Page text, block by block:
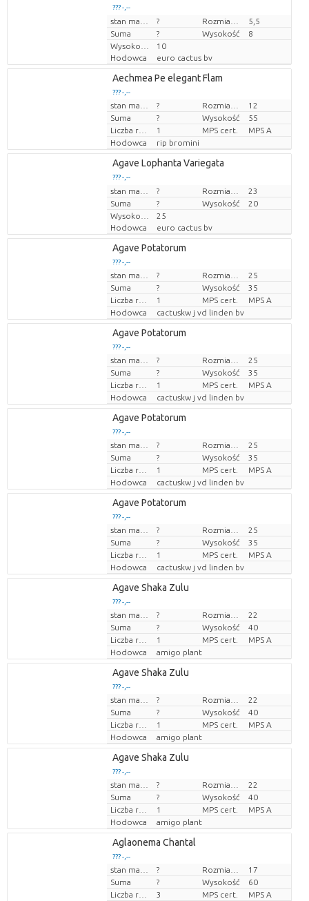
??? -,--
Cena za sztukę
?
5,5
Suma
? Wysokość
8
10
Hodowca
euro cactus bv
Aechmea Pe elegant Flam
??? -,--
Cena za sztukę
?
12
Suma
? Wysokość
55
Liczba roślin/doniczkę
1 MPS cert.
MPS A
Hodowca
rip bromini
Agave Lophanta Variegata
??? -,--
Cena za sztukę
?
23
Suma
? Wysokość
20
25
Hodowca
euro cactus bv
Agave Potatorum
??? -,--
Cena za sztukę
?
25
Suma
? Wysokość
35
Liczba roślin/doniczkę
1 MPS cert.
MPS A
Hodowca
cactuskw j vd linden bv
Agave Potatorum
??? -,--
Cena za sztukę
?
25
Suma
? Wysokość
35
Liczba roślin/doniczkę
1 MPS cert.
MPS A
Hodowca
cactuskw j vd linden bv
Agave Potatorum
??? -,--
Cena za sztukę
?
25
Suma
? Wysokość
35
Liczba roślin/doniczkę
1 MPS cert.
MPS A
Hodowca
cactuskw j vd linden bv
Agave Potatorum
??? -,--
Cena za sztukę
?
25
Suma
? Wysokość
35
Liczba roślin/doniczkę
1 MPS cert.
MPS A
Hodowca
cactuskw j vd linden bv
Agave Shaka Zulu
??? -,--
Cena za sztukę
?
22
Suma
? Wysokość
40
Liczba roślin/doniczkę
1 MPS cert.
MPS A
Hodowca
amigo plant
Agave Shaka Zulu
??? -,--
Cena za sztukę
?
22
Suma
? Wysokość
40
Liczba roślin/doniczkę
1 MPS cert.
MPS A
Hodowca
amigo plant
Agave Shaka Zulu
??? -,--
Cena za sztukę
?
22
Suma
? Wysokość
40
Liczba roślin/doniczkę
1 MPS cert.
MPS A
Hodowca
amigo plant
Aglaonema Chantal
??? -,--
Cena za sztukę
?
17
Suma
? Wysokość
60
Liczba roślin/doniczkę
3 MPS cert.
MPS A